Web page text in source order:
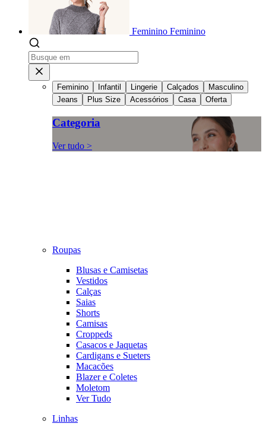
Feminino Feminino
Feminino Infantil Lingerie Calçados
Masculino
Jeans
Plus Size Acessórios Casa Oferta
Categoria
Ver tudo >
Roupas
Blusas e Camisetas
Vestidos
Calças
Saias
Shorts
Camisas
Croppeds
Casacos e Jaquetas
Cardigans e Sueters
Macacões
Blazer e Coletes
Moletom
Ver Tudo
Linhas